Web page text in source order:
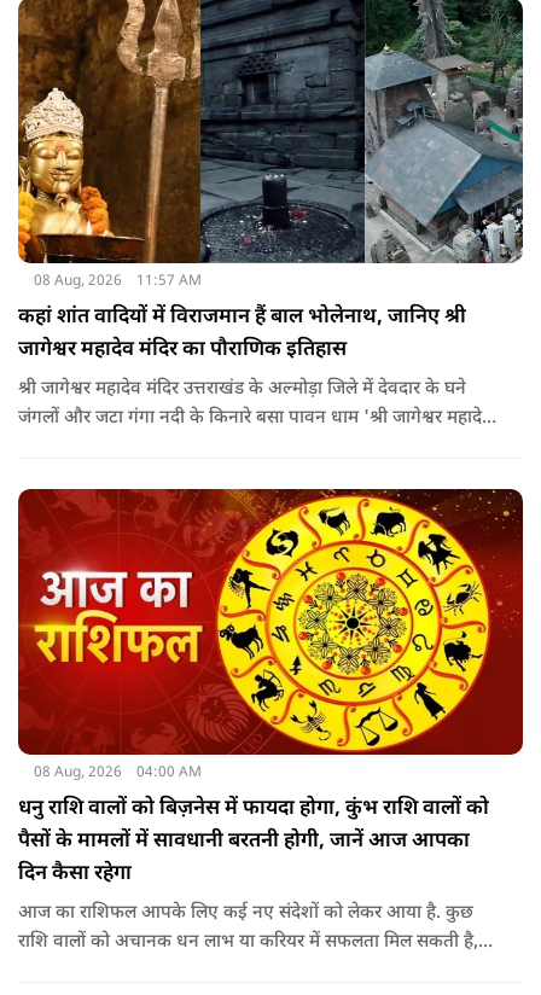
08 Aug, 2026 11:57 AM
कहां शांत वादियों में विराजमान हैं बाल भोलेनाथ, जानिए श्री
जागेश्वर महादेव मंदिर का पौराणिक इतिहास
श्री जागेश्वर महादेव मंदिर उत्तराखंड के अल्मोड़ा जिले में देवदार के घने
जंगलों और जटा गंगा नदी के किनारे बसा पावन धाम 'श्री जागेश्वर महादेव
पहले कत्युरी राजाओं द्वारा किया गया था.
08 Aug, 2026 04:00 AM
धनु राशि वालों को बिज़नेस में फायदा होगा, कुंभ राशि वालों को
पैसों के मामलों में सावधानी बरतनी होगी, जानें आज आपका
दिन कैसा रहेगा
आज का राशिफल आपके लिए कई नए संदेशों को लेकर आया है. कुछ
राशि वालों को अचानक धन लाभ या करियर में सफलता मिल सकती है,